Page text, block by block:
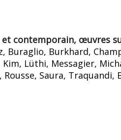
contemporain, œuvres
Buraglio, Burkhard,
Kim, Lüthi, Messagier,
Rousse, Saura, Traquandi,